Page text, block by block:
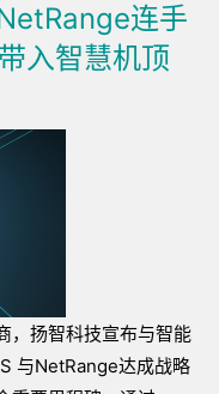
连手
入智慧机顶
，扬智科技宣布与智能
与NetRange达成战略